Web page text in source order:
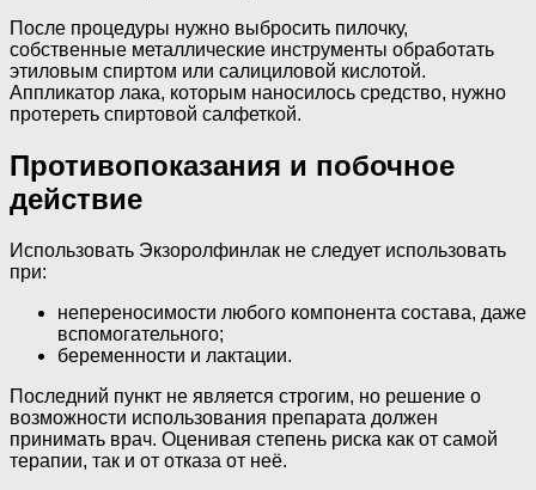
После процедуры нужно выбросить пилочку,
собственные металлические инструменты обработать
этиловым спиртом или салициловой кислотой.
Аппликатор лака, которым наносилось средство, нужно
протереть спиртовой салфеткой.
Противопоказания и побочное
действие
Использовать Экзоролфинлак не следует использовать
при:
непереносимости любого компонента состава, даже
вспомогательного;
беременности и лактации.
Последний пункт не является строгим, но решение о
возможности использования препарата должен
принимать врач. Оценивая степень риска как от самой
терапии, так и от отказа от неё.